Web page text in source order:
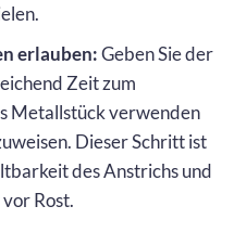
erlauben:Geben Sie der
Zeit zum
Metallstück verwenden
Dieser Schritt ist
des Anstrichs und
Rost.